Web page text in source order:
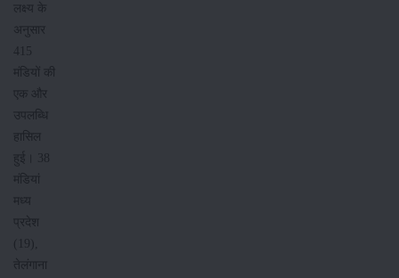
लक्ष्य के
अनुसार
415
मंडियों की
एक और
उपलब्धि
हासिल
हुई। 38
मंडियां
मध्य
प्रदेश
(19),
तेलंगाना